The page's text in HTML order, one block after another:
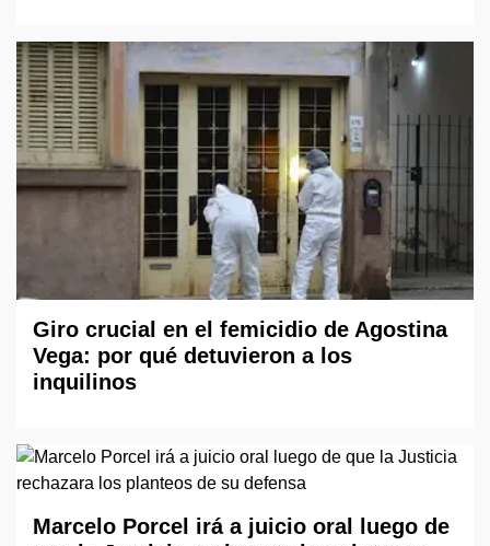
Giro crucial en el femicidio de Agostina
Vega: por qué detuvieron a los
inquilinos
Marcelo Porcel irá a juicio oral luego de